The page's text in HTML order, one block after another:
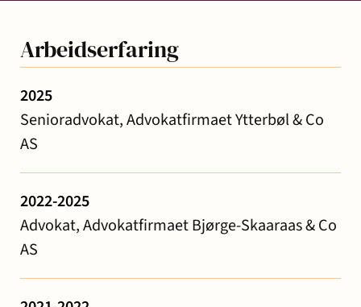
Arbeidserfaring
2025
Senioradvokat, Advokatfirmaet Ytterbøl & Co
AS
2022-2025
Advokat, Advokatfirmaet Bjørge-Skaaraas & Co
AS